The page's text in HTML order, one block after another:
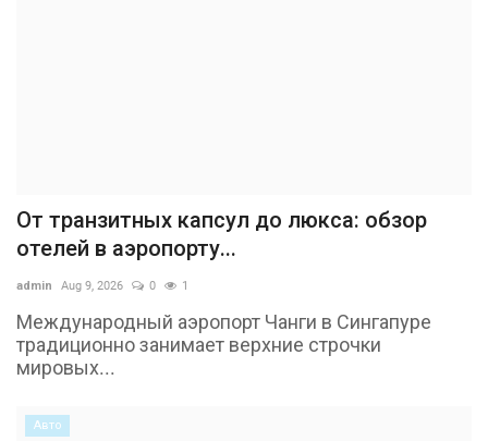
От транзитных капсул до люкса: обзор
отелей в аэропорту...
admin Aug 9, 2026 0 1
Международный аэропорт Чанги в Сингапуре
традиционно занимает верхние строчки
мировых...
Авто